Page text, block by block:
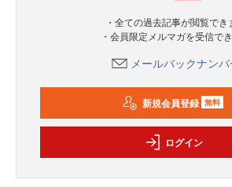
・全ての過去記事が閲覧でき
・会員限定メルマガを受信で
メールバックナンバ
新規会員登録 無料
ログイン